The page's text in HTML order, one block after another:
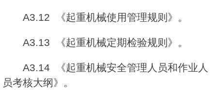
A3.12 《起重机械使用管理规则》。
A3.13 《起重机械定期检验规则》。
A3.14 《起重机械安全管理人员和作业人
员考核大纲》。